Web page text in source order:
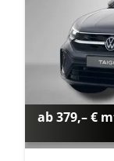
ab 379,– €